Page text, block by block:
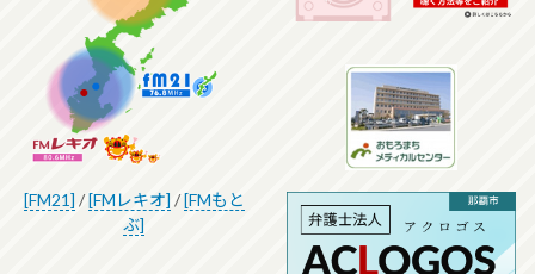
[FM21] /[FMレキオ] /[FMもと
ぶ]